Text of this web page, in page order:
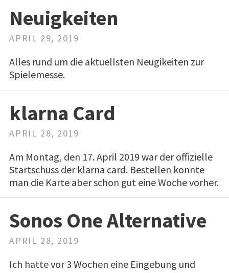
Neuigkeiten
APRIL 29, 2019
Alles rund um die aktuellsten Neugikeiten zur
Spielemesse.
klarna Card
APRIL 28, 2019
Am Montag, den 17. April 2019 war der offizielle
Startschuss der klarna card. Bestellen konnte
man die Karte aber schon gut eine Woche vorher.
Sonos One Alternative
APRIL 28, 2019
Ich hatte vor 3 Wochen eine Eingebung und